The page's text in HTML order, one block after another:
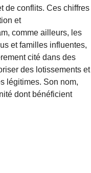
de conflits. Ces chiffres
et
comme ailleurs, les
et familles influentes,
cité dans des
des lotissements et
légitimes. Son nom,
dont bénéficient